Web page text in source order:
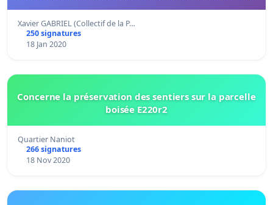
Xavier GABRIEL (Collectif de la P…
250 signatures
18 Jan 2020
Concerne la préservation des sentiers sur la parcelle
boisée E220r2
Quartier Naniot
266 signatures
18 Nov 2020